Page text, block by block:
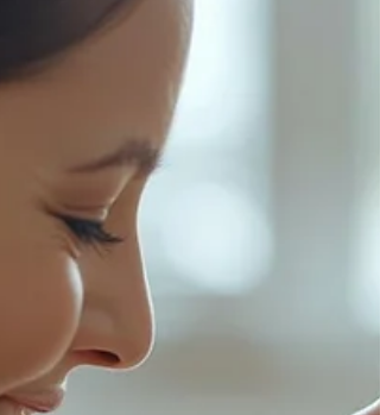
encontrar um equilíbrio mais saudável para si
para o seu filho.